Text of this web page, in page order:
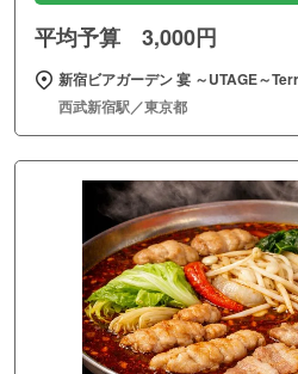
平均予算 3,000円
新宿ビアガーデン 宴 ～UTAGE～
西武新宿駅／東京都